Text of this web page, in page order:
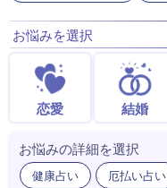
お悩みを選択
恋愛 結婚
お悩みの詳細を選択
健康占い 厄払い占い